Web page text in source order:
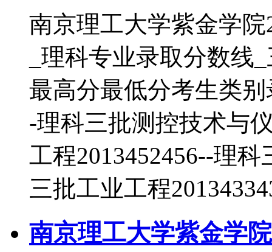
南京理工大学紫金学
_理科专业录取分数线
最高分最低分考生类
-理科三批测控技术与
工程2013452456--理
三批工业工程
南京理工大学紫金学